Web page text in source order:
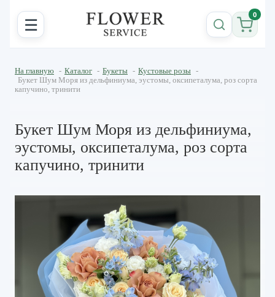
☰ 0
На главную - Каталог - Букеты - Кустовые розы -
Букет Шум Моря из дельфиниума, эустомы, оксипеталума, роз сорта
капучино, тринити
Букет Шум Моря из дельфиниума,
эустомы, оксипеталума, роз сорта
капучино, тринити